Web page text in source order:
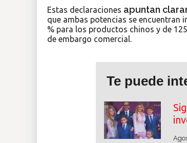
Estas declaraciones apuntan
que ambas potencias se encuentran
% para los productos chinos y de
de embargo comercial.
Te puede